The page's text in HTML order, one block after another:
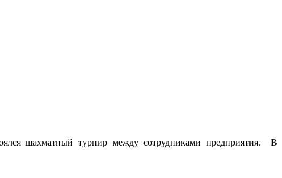
шахматный турнир между сотрудниками предприятия.
В